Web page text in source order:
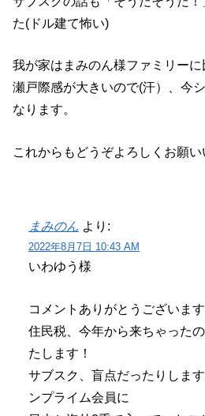
た(ドル建て怖い)
我が家はまみのん様ファミリー
瀬戸際感が大きいので(汗）、今
なります。
これからもどうぞよろしくお願い
まみのん より:
2022年8月7日 10:43 AM
いわゆう様
コメントありがとうございます
住民税、今年から来ちゃった
たします！
サブスク、盲点だったりしま
ンプライム会員に